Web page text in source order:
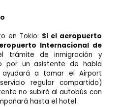
en Tokio: Si el aeropuerto
Internacional de
trámite de inmigración y
por un asistente de habla
ayudará a tomar el Airport
regular compartido)
no subirá al autobús con
hasta el hotel.